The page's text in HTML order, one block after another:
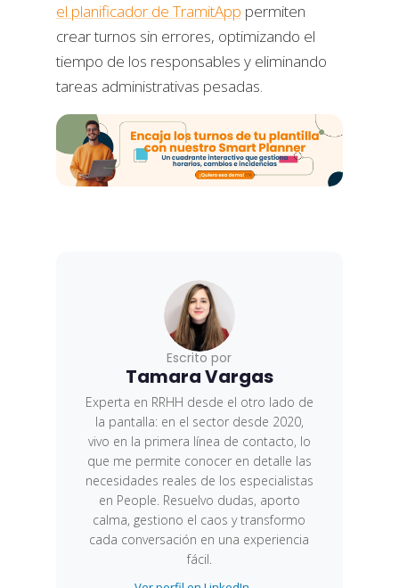
el planificador de TramitApp permiten
crear turnos sin errores, optimizando el
tiempo de los responsables y eliminando
tareas administrativas pesadas.
Escrito por
Tamara Vargas
Experta en RRHH desde el otro lado de
la pantalla: en el sector desde 2020,
vivo en la primera línea de contacto, lo
que me permite conocer en detalle las
necesidades reales de los especialistas
en People. Resuelvo dudas, aporto
calma, gestiono el caos y transformo
cada conversación en una experiencia
fácil.